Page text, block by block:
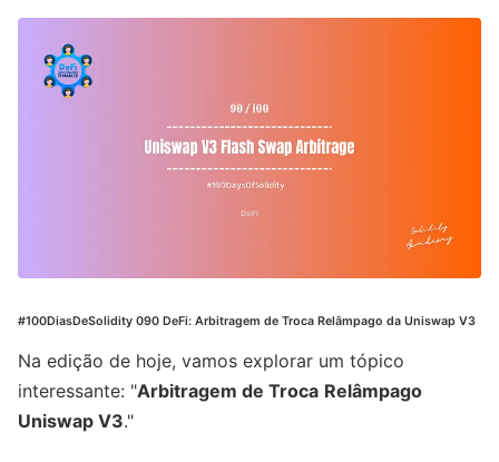
#100DiasDeSolidity 090 DeFi: Arbitragem de Troca Relâmpago da Uniswap V3
Na edição de hoje, vamos explorar um tópico
interessante: "Arbitragem de Troca Relâmpago
Uniswap V3."